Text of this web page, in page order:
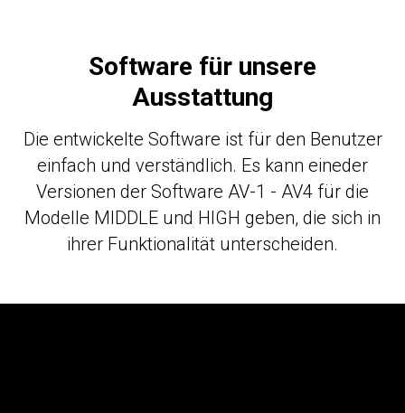
Software für unsere
Ausstattung
Die entwickelte Software ist für den Benutzer
einfach und verständlich. Es kann eineder
Versionen der Software AV-1 - AV4 für die
Modelle MIDDLE und HIGH geben, die sich in
ihrer Funktionalität unterscheiden.